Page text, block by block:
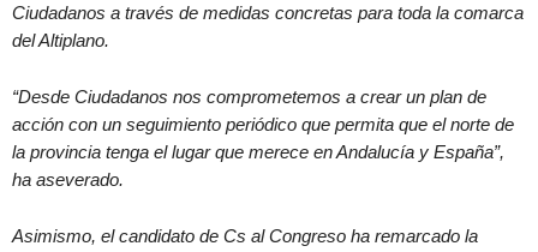
Ciudadanos a través de medidas concretas para toda la comarca
del Altiplano.
“Desde Ciudadanos nos comprometemos a crear un plan de
acción con un seguimiento periódico que permita que el norte de
la provincia tenga el lugar que merece en Andalucía y España”,
ha aseverado.
Asimismo, el candidato de Cs al Congreso ha remarcado la